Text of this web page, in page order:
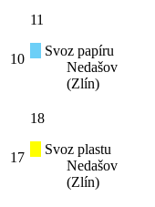
10
11
Svoz papíru
Nedašov
(Zlín)
17
18
Svoz plastu
Nedašov
(Zlín)